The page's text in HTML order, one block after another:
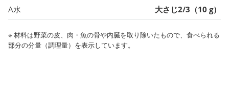
A水
大さじ2/3（10 g）
※ 材料は野菜の皮、肉・魚の骨や内臓を取り除いたもので、食べられる
部分の分量（調理量）を表示しています。